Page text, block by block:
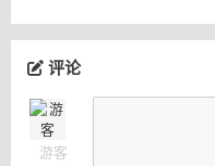
评论
游客